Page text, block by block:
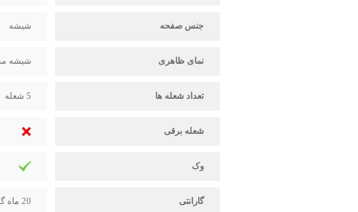
جنس صفحه شیشه
نمای ظاهری شیشه
تعداد شعله ها 5 شعله
شعله برقی
وک
گارانتی 20 ماه گارانتی اخوان